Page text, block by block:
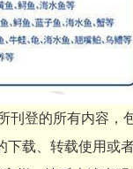
刊登的所有内容，
下载、转载使用或